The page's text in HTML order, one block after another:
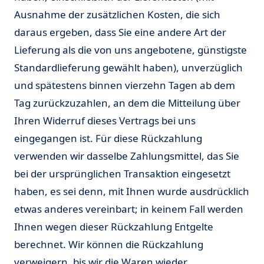
Ausnahme der zusätzlichen Kosten, die sich
daraus ergeben, dass Sie eine andere Art der
Lieferung als die von uns angebotene, günstigste
Standardlieferung gewählt haben), unverzüglich
und spätestens binnen vierzehn Tagen ab dem
Tag zurückzuzahlen, an dem die Mitteilung über
Ihren Widerruf dieses Vertrags bei uns
eingegangen ist. Für diese Rückzahlung
verwenden wir dasselbe Zahlungsmittel, das Sie
bei der ursprünglichen Transaktion eingesetzt
haben, es sei denn, mit Ihnen wurde ausdrücklich
etwas anderes vereinbart; in keinem Fall werden
Ihnen wegen dieser Rückzahlung Entgelte
berechnet. Wir können die Rückzahlung